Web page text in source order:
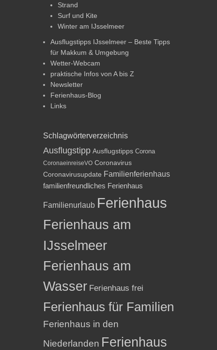
Strand
Surf und Kite
Winter am IJsselmeer
Ausflugstipps IJsselmeer – Beste Tipps
für Makkum & Umgebung
Wetter-Webcam
praktische Infos von A bis Z
Newsletter
Ferienhaus-Blog
Links
Schlagwörterverzeichnis
Ausflugstipp Ausflugstipps Corona
CoronaeinreiseVO Coronavirus
Coronavirusupdate Familienferienhaus
familienfreundliches Ferienhaus
Familienurlaub Ferienhaus
Ferienhaus am
IJsselmeer
Ferienhaus am
Wasser Ferienhaus frei
Ferienhaus für Familien
Ferienhaus in den
Niederlanden Ferienhaus